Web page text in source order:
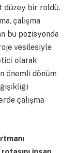
düzey bir roldü.
çalışma
bu pozisyonda
vesilesiyle
olarak
önemli dönüm
çalışma